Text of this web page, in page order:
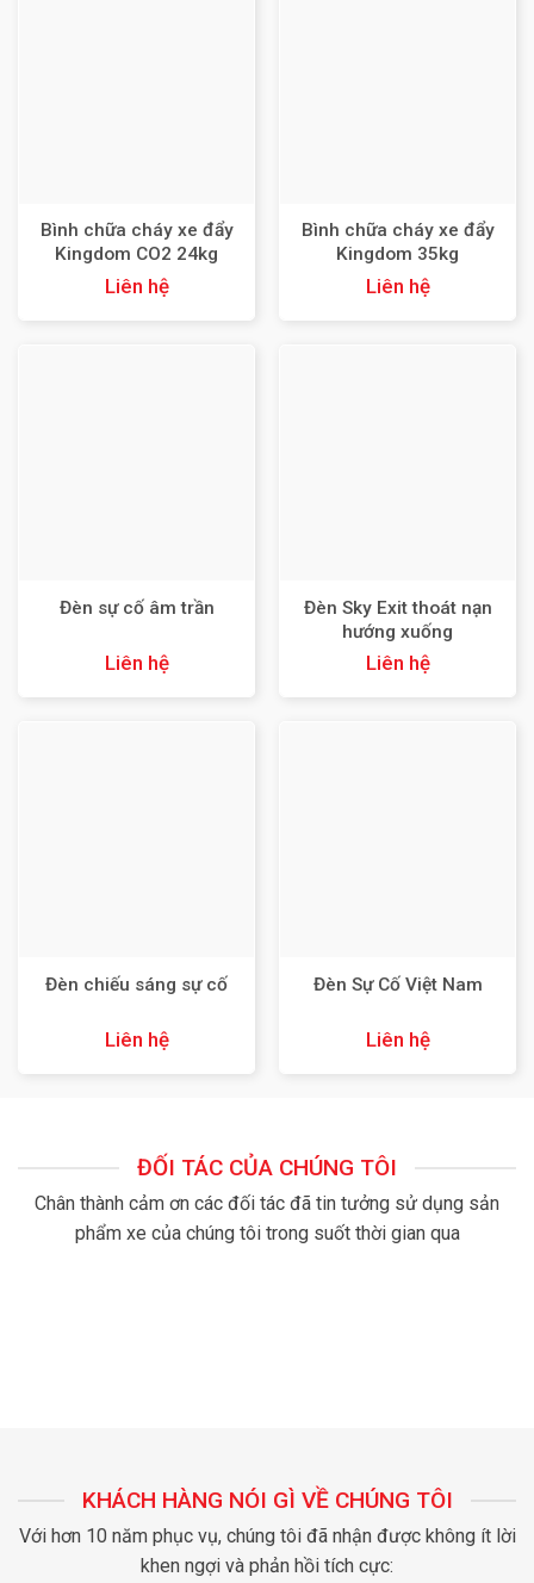
Bình chữa cháy xe đẩy
Kingdom CO2 24kg
MT24
Liên hệ
Bình chữa cháy xe đẩy
Kingdom 35kg
MFTZL35ABC
Liên hệ
Đèn sự cố âm trần
Liên hệ
Đèn Sky Exit thoát nạn
hướng xuống
Liên hệ
Đèn chiếu sáng sự cố
Liên hệ
Đèn Sự Cố Việt Nam
Liên hệ
ĐỐI TÁC CỦA CHÚNG TÔI
Chân thành cảm ơn các đối tác đã tin tưởng sử dụng sản
phẩm xe của chúng tôi trong suốt thời gian qua
KHÁCH HÀNG NÓI GÌ VỀ CHÚNG TÔI
Với hơn 10 năm phục vụ, chúng tôi đã nhận được không ít lời
khen ngợi và phản hồi tích cực: